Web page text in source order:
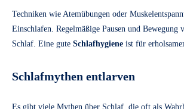
Techniken wie Atemübungen oder
Einschlafen. Regelmäßige Pausen und Bewegung
Schlaf. Eine gute Schlafhygiene ist für
Schlafmythen entlarven
Es gibt viele Mythen über Schlaf, die oft als